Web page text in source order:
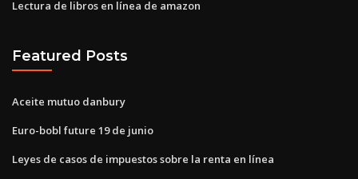
Lectura de libros en línea de amazon
Featured Posts
Aceite mutuo danbury
Euro-bobl future 19 de junio
Leyes de casos de impuestos sobre la renta en línea